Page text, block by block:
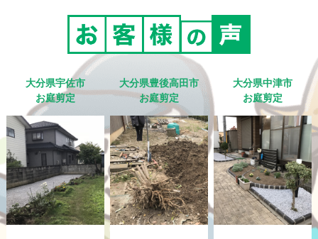
大分県宇佐市
お庭剪定
大分県豊後高田市
お庭剪定
大分県中津市
お庭剪定